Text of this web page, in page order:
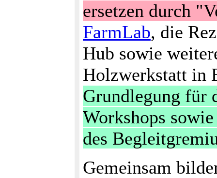
ersetzen durch
FarmLab, die
Hub sowie
Holzwerkstatt in
Grundlegung für
Workshops
des
Gemeinsam